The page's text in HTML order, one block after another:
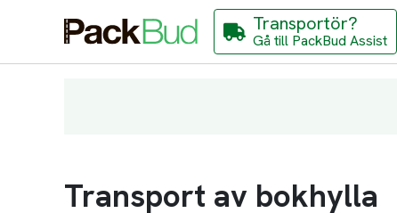
Transportör?
Gå till PackBud Assist
Transport av bokhylla